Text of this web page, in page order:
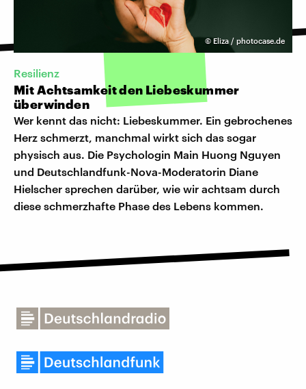
©Eliza / photocase.de
Resilienz
Mit Achtsamkeit den Liebeskummer
überwinden
Wer kennt das nicht: Liebeskummer. Ein gebrochenes
Herz schmerzt, manchmal wirkt sich das sogar
physisch aus. Die Psychologin Main Huong Nguyen
und Deutschlandfunk-Nova-Moderatorin Diane
Hielscher sprechen darüber, wie wir achtsam durch
diese schmerzhafte Phase des Lebens kommen.